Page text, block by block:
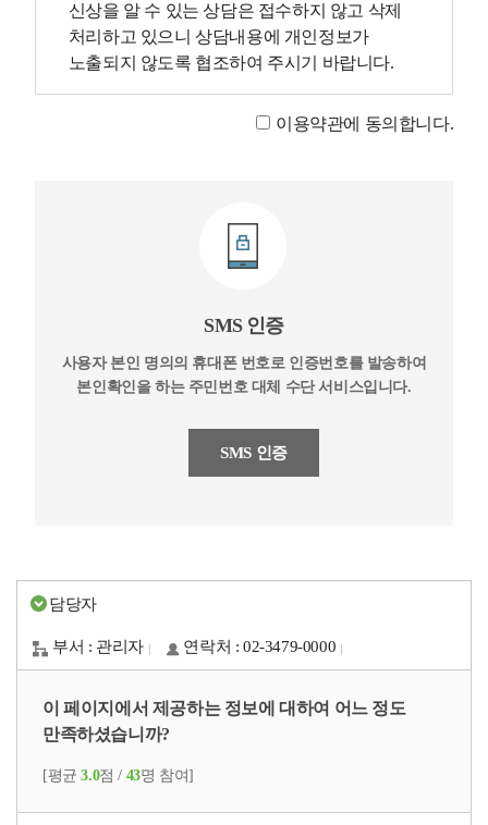
신상을 알 수 있는 상담은 접수하지 않고 삭제
처리하고 있으니 상담내용에 개인정보가
노출되지 않도록 협조하여 주시기 바랍니다.
이용약관에 동의합니다.
SMS 인증
사용자 본인 명의의 휴대폰 번호로 인증번호를 발송하여
본인확인을 하는 주민번호 대체 수단 서비스입니다.
SMS 인증
담당자
부서 : 관리자 연락처 : 02-3479-0000
이 페이지에서 제공하는 정보에 대하여 어느 정도
만족하셨습니까?
[평균3.0점 / 43명 참여]